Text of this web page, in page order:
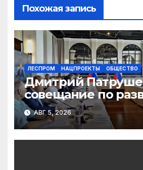
Похожая запись
ЛЕСПРОМ НАЦПРОЕКТЫ ОБЩЕСТВО
Дмитрий
совещание по
экологического
особо охраняемых
природных
АВГ 5, 2026